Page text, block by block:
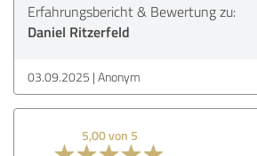
Erfahrungsbericht & Bewertung zu:
Daniel Ritzerfeld
03.09.2025 Anonym
5,00 von 5